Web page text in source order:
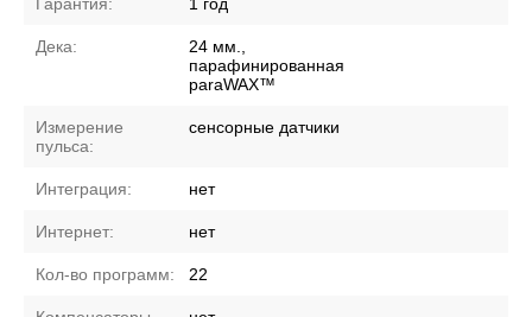
Дека:
24 мм.,
парафинированная
paraWAX™
Измерение
пульса:
сенсорные датчики
Интеграция: нет
Интернет: нет
Кол-во программ: 22